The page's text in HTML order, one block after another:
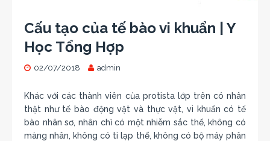
Cấu tạo của tế bào vi khuẩn | Y
Học Tổng Hợp
02/07/2018 admin
Khác với các thành viên của protista lớp trên có nhân
thật như tế bào động vật và thực vật, vi khuẩn có tế
bào nhân sơ, nhân chỉ có một nhiễm sắc thể, không có
màng nhân, không có ti lạp thể, không có bộ máy phân